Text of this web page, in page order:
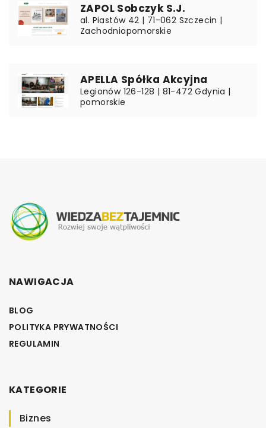
ZAPOL Sobczyk S.J.
al. Piastów 42 | 71-062 Szczecin |
Zachodniopomorskie
APELLA Spółka Akcyjna
Legionów 126-128 | 81-472 Gdynia |
pomorskie
NAWIGACJA
BLOG
POLITYKA PRYWATNOŚCI
REGULAMIN
KATEGORIE
Biznes